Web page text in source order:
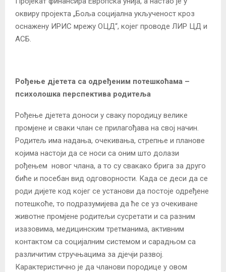
оквиру пројекта „Боља социјална укљученост кроз
оснажену ИРИС мрежу ОЦД“, којег проводе ЛИР ЦД и
АСБ.
Рођење дјетета са одређеним потешкоћама –
психолошка перспектива родитеља
Рођење дјетета доноси у сваку породицу велике
промјене и сваки члан се прилагођава на свој начин.
Родитељ има надања, очекивања, стрепње и планове
којима настоји да се носи са оним што долази
рођењем новог члана, а то су свакако брига за друго
биће и посебан вид одговорности. Када се деси да се
роди дијете код којег се установи да постоје одређене
потешкоће, то подразумијева да ће се уз очекиване
животне промјене родитељи сусретати и са разним
изазовима, медицинским третманима, активним
контактом са социјалним системом и сарадњом са
различитим стручњацима за дјечји развој.
Карактеристично је да чланови породице у овом